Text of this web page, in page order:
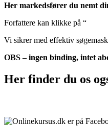
Her markedsfører du nemt
Forfattere kan klikke på “
Vi sikrer med effektiv
OBS – ingen binding, intet
Her finder du os